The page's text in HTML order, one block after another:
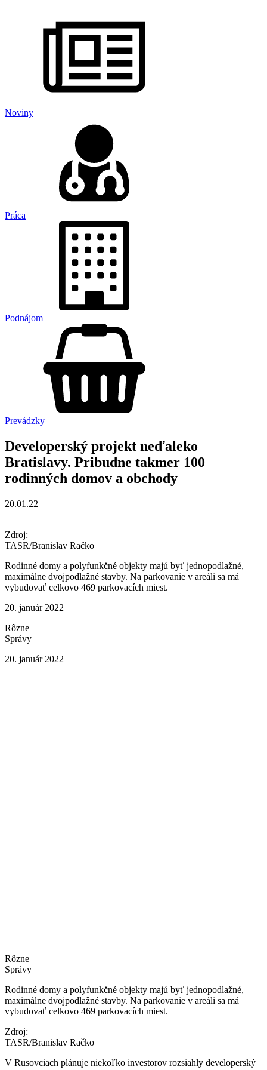
Noviny
Práca
Podnájom
Prevádzky
Developerský projekt neďaleko
Bratislavy. Pribudne takmer 100
rodinných domov a obchody
20.01.22
Zdroj:
TASR/Branislav Račko
Rodinné domy a polyfunkčné objekty majú byť jednopodlažné,
maximálne dvojpodlažné stavby. Na parkovanie v areáli sa má
vybudovať celkovo 469 parkovacích miest.
20. január 2022
Rôzne
Správy
20. január 2022
Rôzne
Správy
Rodinné domy a polyfunkčné objekty majú byť jednopodlažné,
maximálne dvojpodlažné stavby. Na parkovanie v areáli sa má
vybudovať celkovo 469 parkovacích miest.
Zdroj:
TASR/Branislav Račko
V Rusovciach plánuje niekoľko investorov rozsiahly developerský